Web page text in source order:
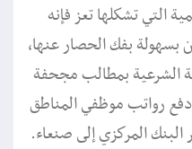
التي تشكلها تعز فإنه
بسهولة بفك الحصار عنها،
الشرعية بمطالب مجحفة
رواتب موظفي المناطق
المركزي إلى صنعاء.